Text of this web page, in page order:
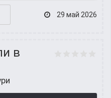
29 май 2026
в